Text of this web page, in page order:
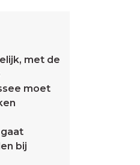
met de
moet
bij